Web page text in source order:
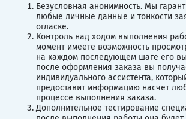
Безусловная анонимность. Мы
любые личные данные и тонкости
огласке.
Контроль над ходом выполнения
момент имеете возможность
на каждом последующем шаге его
после оформления заказа вы
индивидуального ассистента,
предоставит информацию насчет
процессе выполнения заказа.
Дополнительное тестирование